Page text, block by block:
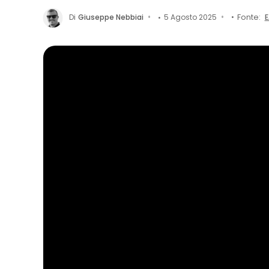
Di Giuseppe Nebbiai 5 Agosto 2025 Fonte: